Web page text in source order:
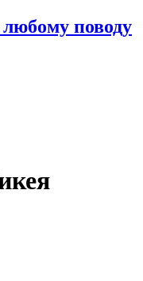
поводу